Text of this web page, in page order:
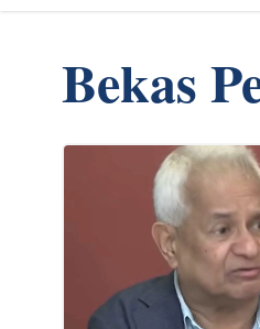
Bekas